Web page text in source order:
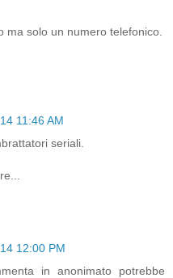
ma solo un numero telefonico.
11:46 AM
seriali.
12:00 PM
in anonimato potrebbe